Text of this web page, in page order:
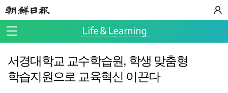
서경대학교 교수학습원, 학생 맞춤형
학습지원으로 교육혁신 이끈다